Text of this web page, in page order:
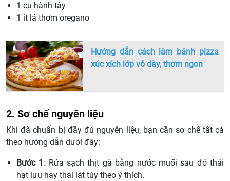
1 củ hành tây
1 ít lá thơm oregano
Hướng dẫn cách làm bánh pizza
xúc xích lớp vỏ dày, thơm ngon
2. Sơ chế nguyên liệu
Khi đã chuẩn bị đầy đủ nguyên liệu, bạn cần sơ chế tất cả
theo hướng dẫn dưới đây:
Bước 1: Rửa sạch thịt gà bằng nước muối sau đó thái
hạt lưu hay thái lát tùy theo ý thích.